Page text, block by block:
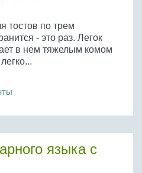
тостов по трем
- это раз. Легок
в нем тяжелым комом
языка с